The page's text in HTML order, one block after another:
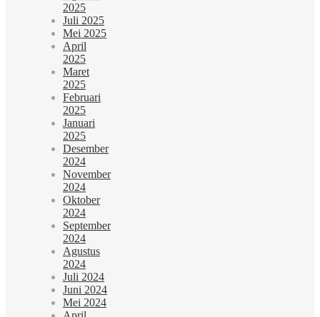
2025
Juli 2025
Mei 2025
April
2025
Maret
2025
Februari
2025
Januari
2025
Desember
2024
November
2024
Oktober
2024
September
2024
Agustus
2024
Juli 2024
Juni 2024
Mei 2024